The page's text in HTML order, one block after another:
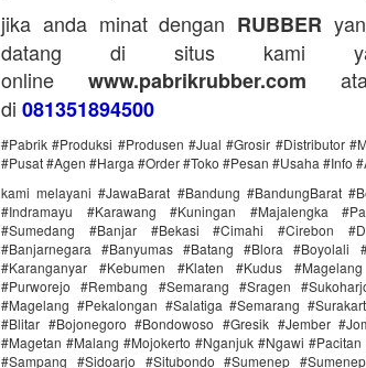
jika anda minat dengan RUBBER
datang di situs kami
online www.pabrikrubber.com
di 081351894500
#Pabrik #Produksi #Produsen #Jual #Grosir #Distributor
#Pusat #Agen #Harga #Order #Toko #Pesan #Usaha #Info
kami melayani #JawaBarat #Bandung #BandungBarat
#Indramayu #Karawang #Kuningan #Majalengka
#Sumedang #Banjar #Bekasi #Cimahi #Cirebon
#Banjarnegara #Banyumas #Batang #Blora #Boyolali
#Karanganyar #Kebumen #Klaten #Kudus
#Purworejo #Rembang #Semarang #Sragen
#Magelang #Pekalongan #Salatiga #Semarang
#Blitar #Bojonegoro #Bondowoso #Gresik #Jember
#Magetan #Malang #Mojokerto #Nganjuk #Ngawi
#Sampang #Sidoarjo #Situbondo #Sumenep